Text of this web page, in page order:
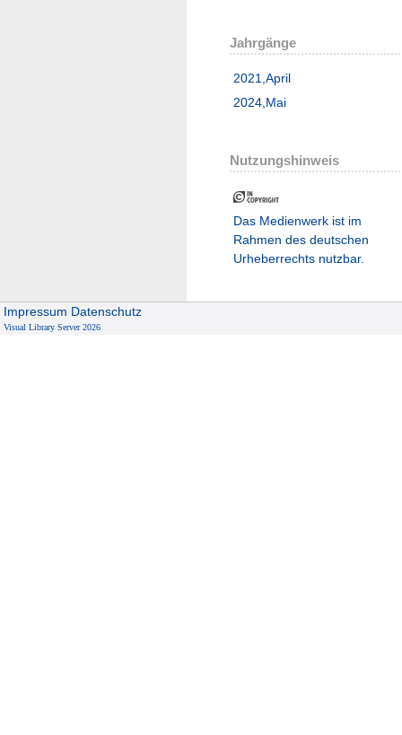
Jahrgänge
2021,April
2024,Mai
Nutzungshinweis
Das Medienwerk ist im
Rahmen des deutschen
Urheberrechts nutzbar.
Impressum Datenschutz
Visual Library Server 2026